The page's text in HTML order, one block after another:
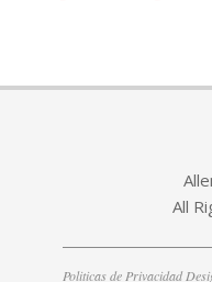
All
Politicas de Privacidad